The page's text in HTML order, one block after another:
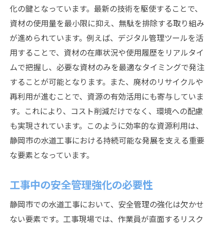
化の鍵となっています。最新の技術を駆使することで、
資材の使用量を最小限に抑え、無駄を排除する取り組み
が進められています。例えば、デジタル管理ツールを活
用することで、資材の在庫状況や使用履歴をリアルタイ
ムで把握し、必要な資材のみを最適なタイミングで発注
することが可能となります。また、廃材のリサイクルや
再利用が進むことで、資源の有効活用にも寄与していま
す。これにより、コスト削減だけでなく、環境への配慮
も実現されています。このように効率的な資源利用は、
静岡市の水道工事における持続可能な発展を支える重要
な要素となっています。
工事中の安全管理強化の必要性
静岡市での水道工事において、安全管理の強化は欠かせ
ない要素です。工事現場では、作業員が直面するリスク